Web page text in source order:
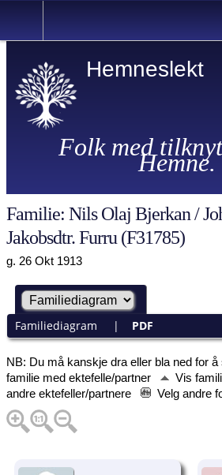
Hemneslekt
Folk med
Hemne.
Familie: Nils Olaj Bjerkan /
Jakobsdtr. Furru (F31785)
g. 26 Okt 1913
Familiediagram | PDF
NB: Du må kanskje dra eller bla ned for å
familie med ektefelle/partner
Vis
andre ektefeller/partnere
Velg andre